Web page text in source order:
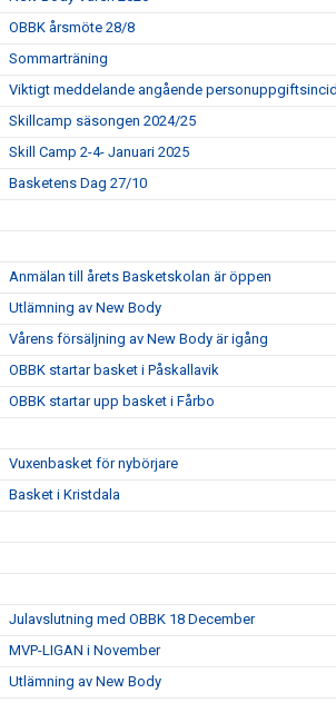
SCHYSST IDROTT LF KALMAR
OBBK årsmöte 28/8
Sommarträning
Viktigt meddelande angående
Skillcamp säsongen 2024/25
Skill Camp 2-4- Januari 2025
Basketens Dag 27/10
Anmälan till årets Basketskolan är öppen
Utlämning av New Body
Vårens försäljning av New Body är igång
OBBK startar basket i Påskallavik
OBBK startar upp basket i Fårbo
Vuxenbasket för nybörjare
Basket i Kristdala
Julavslutning med OBBK 18 December
MVP-LIGAN i November
Utlämning av New Body